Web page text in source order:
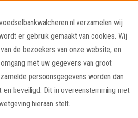
verzamelen wij
er gebruik gemaakt van cookies. Wij
de bezoekers van onze website, en
met uw gegevens van groot
persoonsgegevens worden dan
beveiligd. Dit in overeenstemming met
hieraan stelt.